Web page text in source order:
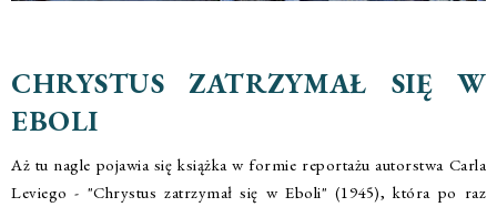
CHRYSTUS ZATRZYMAŁ SIĘ W
EBOLI
Aż tu nagle pojawia się książka w formie reportażu autorstwa Carla
Leviego - "Chrystus zatrzymał się w Eboli" (1945), która po raz